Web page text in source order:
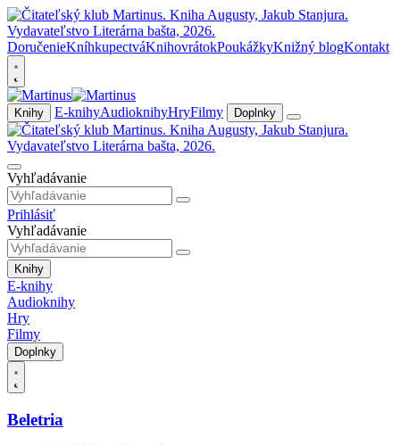
DoručenieKníhkupectváKnihovrátokPoukážkyKnižný blogKontakt
Knihy E-knihyAudioknihyHryFilmy Doplnky
Vyhľadávanie
Prihlásiť
Vyhľadávanie
Knihy
E-knihy
Audioknihy
Hry
Filmy
Doplnky
Beletria